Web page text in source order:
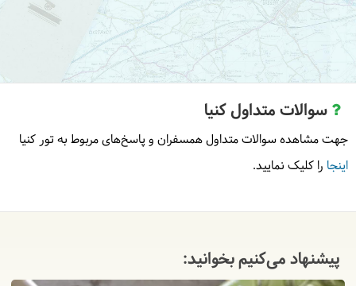
شنبه July 12, 2025 1404/04/21
بسوی تهران پرواز می‌کنیم و راهی ایران خواهیم شد.
سوالات متداول کنیا
جهت مشاهده سوالات متداول همسفران و پاسخ‌های مربوط به تور کنیا
اینجا را کلیک نمایید.
پیشنهاد می‌کنیم بخوانید: